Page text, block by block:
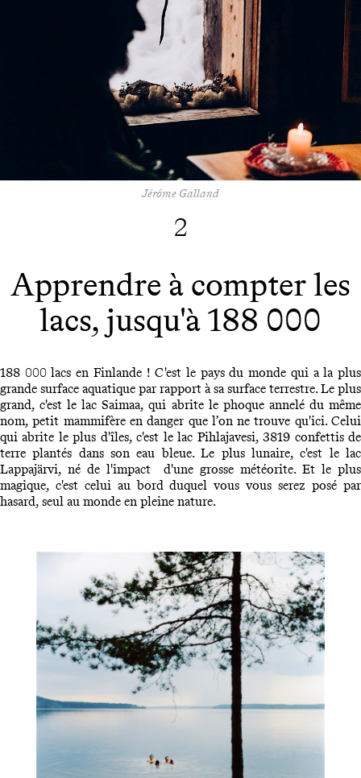
Jérôme Galland
2
Apprendre à compter les
lacs, jusqu'à 188 000
188 000 lacs en Finlande ! C'est le pays du monde qui a la plus
grande surface aquatique par rapport à sa surface terrestre. Le plus
grand, c'est le lac Saimaa, qui abrite le phoque annelé du même
nom, petit mammifère en danger que l’on ne trouve qu'ici. Celui
qui abrite le plus d'îles, c'est le lac Pihlajavesi, 3819 confettis de
terre plantés dans son eau bleue. Le plus lunaire, c'est le lac
Lappajärvi, né de l'impact d'une grosse météorite. Et le plus
magique, c'est celui au bord duquel vous vous serez posé par
hasard, seul au monde en pleine nature.